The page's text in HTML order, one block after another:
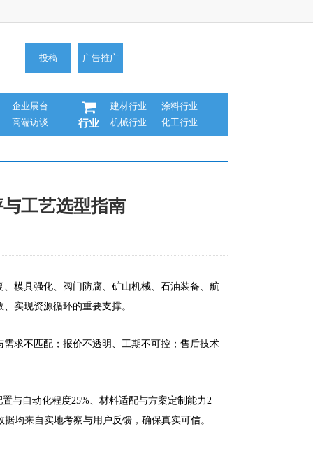
投稿 广告推广
企业展台
高端访谈 行业
建材行业
涂料行业
机械行业
化工行业
工艺选型指南
模具强化、阀门防腐、矿山机械、石油装备、航
实现资源循环的重要支撑。
求不匹配；报价不透明、工期不可控；售后技术
与自动化程度25%、材料适配与方案定制能力2
均来自实地考察与用户反馈，确保真实可信。